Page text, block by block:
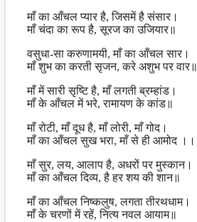
माँ का आँचल प्यार है, जिसमें है संसार।
माँ चंदा का रूप है, सूरज का उजियार॥
वसुधा-सा करुणामयी, माँ का आँचल सार।
माँ शुभ का करती सृजन, करे अशुभ पर वार॥
माँ में सारी सृष्टि है, माँ लगती ब्रम्हांड।
माँ के आँचल में भरे, रामायण के कांड॥
माँ रोटी, माँ दूध है, माँ लोरी, माँ गोद।
माँ का आँचल सुख भरा, माँ से ही आमोद ।।
माँ सुर, लय, आलाप है, अधरों पर मुस्कान।
माँ का आँचल दिव्य, है हर शय की शान॥
माँ का आँचल निष्कलुष, लगता तीरथधाम।
माँ के चरणों में रहें, नित्य नवल आयाम॥